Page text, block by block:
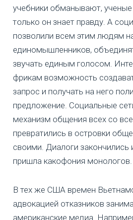
учебники обманывают,
только он знает правду. А
позволили всем этим людям
единомышленников,
звучать единым голосом.
фрикам возможность
запрос и получать на него
предложение. Социальные
механизм общения всех со
превратились в островки
своими. Диалоги закончились
пришла какофония монологов.
В тех же США времен
адвокацией отказников
американские медиа.